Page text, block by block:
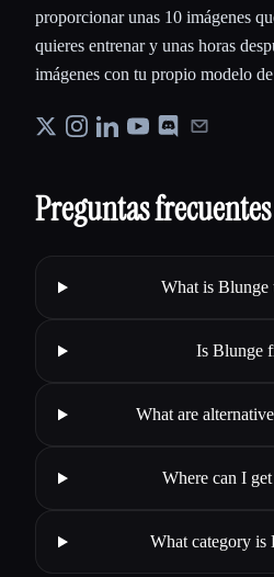
proporcionar unas 10 imágenes
quieres entrenar y unas horas
imágenes con tu propio modelo
Preguntas frecuentes
What is Blunge
Is Blunge
What are
Where can I
What category is